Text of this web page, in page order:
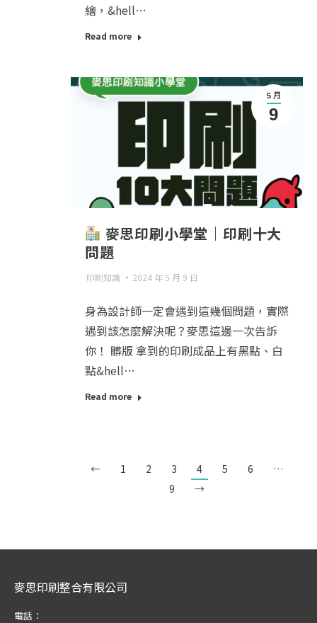
繪，&hell…
Read more
5 月
9
麥思印刷小學堂｜印刷十大
問題
印刷知識 2024 年 5 月 9 日
身為設計師一定會遇到這幾個問題，實際
遇到該怎麼解決呢？麥思這邊一次告訴
你！ 髒版 拿到的印刷成品上有黑點、白
點&hell…
Read more
← 1 2 3 4 5 6
…
9
→
麥思印刷整合有限公司
電話：